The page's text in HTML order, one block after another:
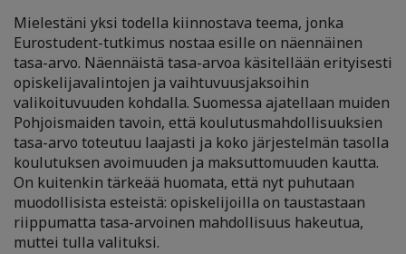
Mielestäni yksi todella kiinnostava teema, jonka
Eurostudent-tutkimus nostaa esille on näennäinen
tasa-arvo. Näennäistä tasa-arvoa käsitellään erityisesti
opiskelijavalintojen ja vaihtuvuusjaksoihin
valikoituvuuden kohdalla. Suomessa ajatellaan muiden
Pohjoismaiden tavoin, että koulutusmahdollisuuksien
tasa-arvo toteutuu laajasti ja koko järjestelmän tasolla
koulutuksen avoimuuden ja maksuttomuuden kautta.
On kuitenkin tärkeää huomata, että nyt puhutaan
muodollisista esteistä: opiskelijoilla on taustastaan
riippumatta tasa-arvoinen mahdollisuus hakeutua,
muttei tulla valituksi.